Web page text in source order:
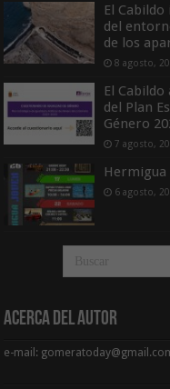
El
del
de los
8 agosto,
El
del Plan
Género
7 agosto,
Hermigua
6 agosto,
Acerca del Autor
e-mail: